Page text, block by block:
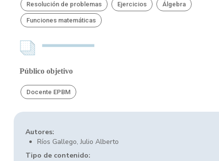
Resolución de problemas Ejercicios Álgebra
Funciones matemáticas
Público objetivo
Docente EPBM
Autores:
Ríos Gallego, Julio Alberto
Tipo de contenido: